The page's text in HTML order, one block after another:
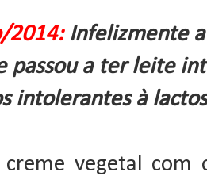
2014:Infelizmente a
passou a ter leite
intolerantes à
vegetal com